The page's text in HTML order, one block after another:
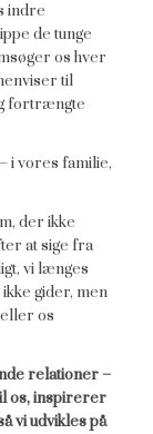
indre
de tunge
os hver
til
fortrængte
i vores familie,
der ikke
at sige fra
vi længes
gider, men
eller os
relationer –
os, inspirerer
vi udvikles på